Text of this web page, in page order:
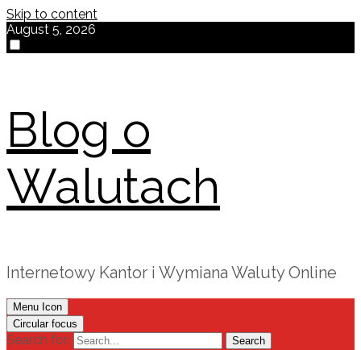
Skip to content
August 5, 2026
Blog o
Walutach
Internetowy Kantor i Wymiana Waluty Online
Menu Icon
Circular focus
Search for: Search